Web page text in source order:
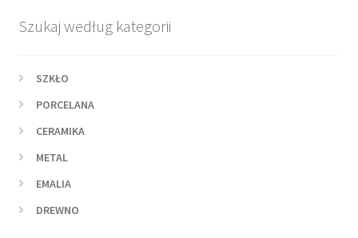
Szukaj według kategorii
SZKŁO
PORCELANA
CERAMIKA
METAL
EMALIA
DREWNO